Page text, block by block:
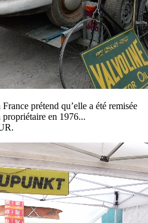
prétend qu’elle a été remisée
en 1976...